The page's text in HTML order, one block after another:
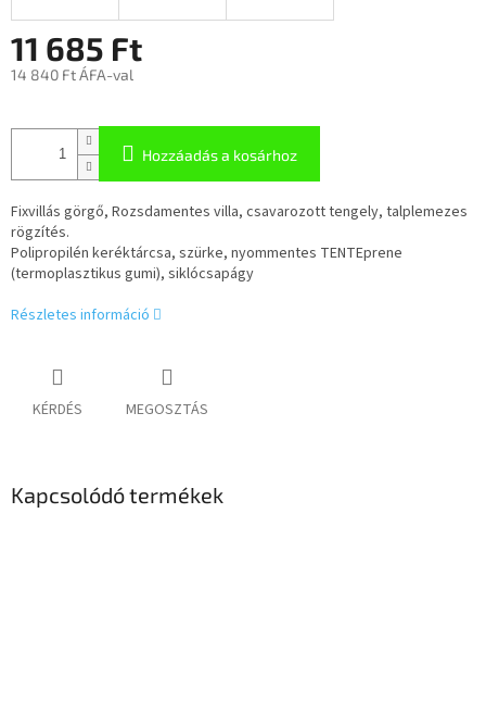
11 685 Ft
14 840 Ft ÁFA-val
Hozzáadás a kosárhoz
Fixvillás görgő, Rozsdamentes villa, csavarozott tengely, talplemezes
rögzítés.
Polipropilén keréktárcsa, szürke, nyommentes TENTEprene
(termoplasztikus gumi), siklócsapágy
Részletes információ
KÉRDÉS MEGOSZTÁS
Kapcsolódó termékek